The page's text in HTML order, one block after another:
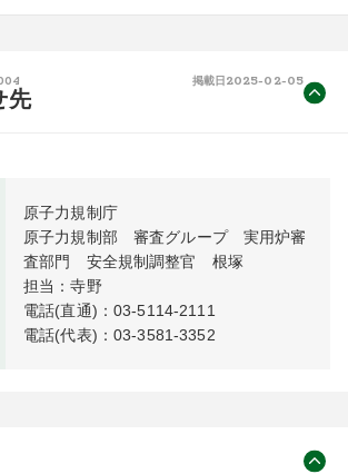
掲載日 2025-02-05
先
原子力規制庁
原子力規制部　審査グループ　実用炉審
査部門　安全規制調整官　根塚
担当：寺野
電話(直通)：03-5114-2111
電話(代表)：03-3581-3352